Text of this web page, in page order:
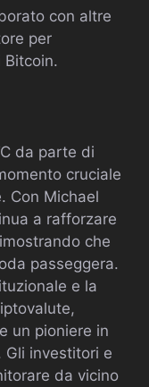
con altre
per
Bitcoin.
da parte di
cruciale
Con Michael
a rafforzare
che
passeggera.
e la
un pioniere in
Gli investitori e
da vicino